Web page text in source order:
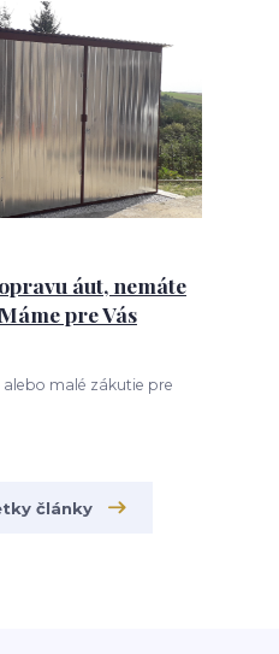
áut, nemáte
pre Vás
malé zákutie pre
články